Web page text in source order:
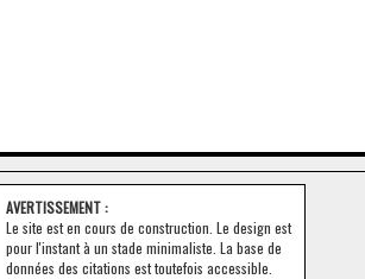
AVERTISSEMENT :
Le site est en cours de construction. Le design est
pour l'instant à un stade minimaliste. La base de
données des citations est toutefois accessible.